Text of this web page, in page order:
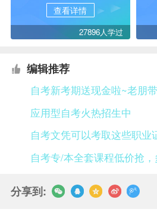
查看详情
27896人学过
编辑推荐
自考新考期送现金啦~老朋
应用型自考火热招生中
自考文凭可以考取这些职业
自考专/本全套课程低价抢
分享到: